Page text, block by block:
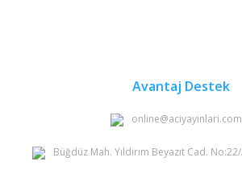
Avantaj Destek
Büğdüz Mah. Yıldırım Beyazıt Cad.